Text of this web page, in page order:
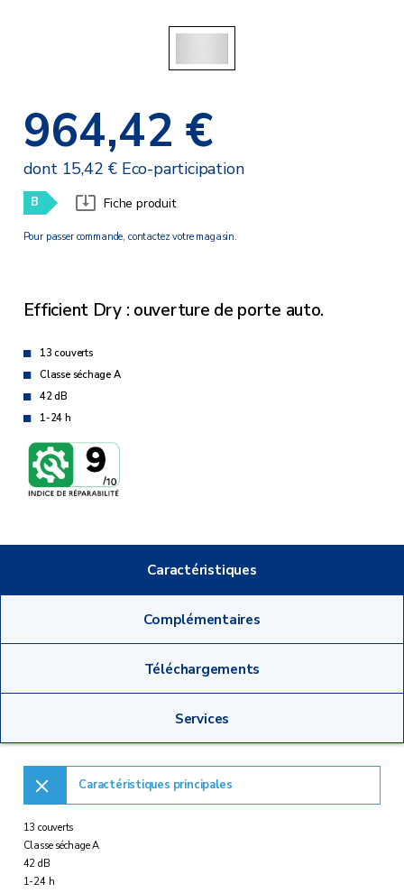
964,42 €
dont 15,42 € Eco-participation
B Fiche produit
Pour passer commande, contactez votre magasin.
Efficient Dry : ouverture de porte auto.
13 couverts
Classe séchage A
42 dB
1-24 h
Caractéristiques
Complémentaires
Téléchargements
Services
Caractéristiques principales
13 couverts
Classe séchage A
42 dB
1-24 h